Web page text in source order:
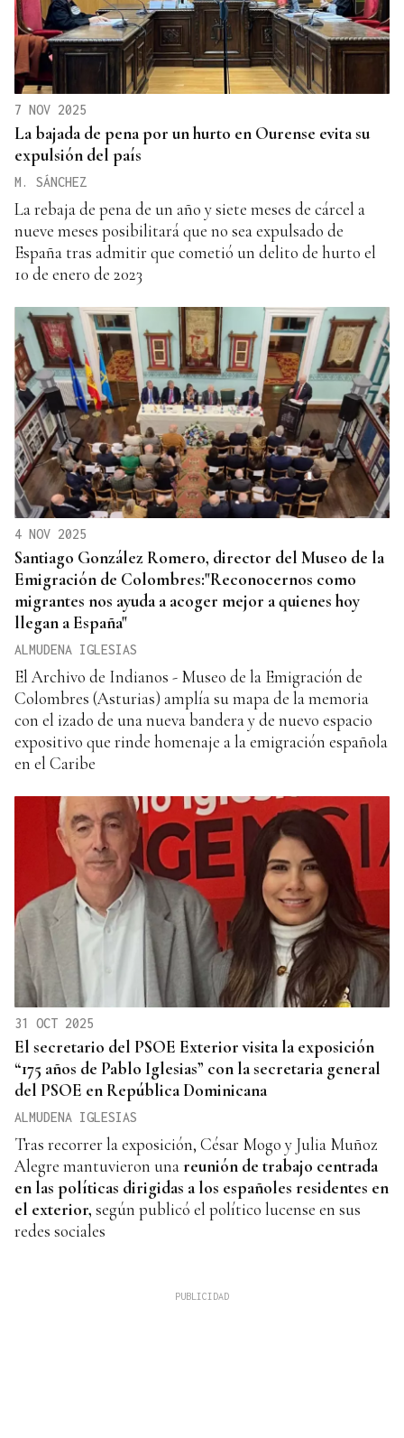
7 NOV 2025
La bajada de pena por un hurto en Ourense evita su
expulsión del país
M. SÁNCHEZ
La rebaja de pena de un año y siete meses de cárcel a
nueve meses posibilitará que no sea expulsado de
España tras admitir que cometió un delito de hurto el
10 de enero de 2023
4 NOV 2025
Santiago González Romero, director del Museo de la
Emigración de Colombres:"Reconocernos como
migrantes nos ayuda a acoger mejor a quienes hoy
llegan a España"
ALMUDENA IGLESIAS
El Archivo de Indianos - Museo de la Emigración de
Colombres (Asturias) amplía su mapa de la memoria
con el izado de una nueva bandera y de nuevo espacio
expositivo que rinde homenaje a la emigración española
en el Caribe
31 OCT 2025
El secretario del PSOE Exterior visita la exposición
“175 años de Pablo Iglesias” con la secretaria general
del PSOE en República Dominicana
ALMUDENA IGLESIAS
Tras recorrer la exposición, César Mogo y Julia Muñoz
Alegre mantuvieron unareunión de trabajo centrada
en las políticas dirigidas a los españoles residentes en
el exterior, según publicó el político lucense en sus
redes sociales